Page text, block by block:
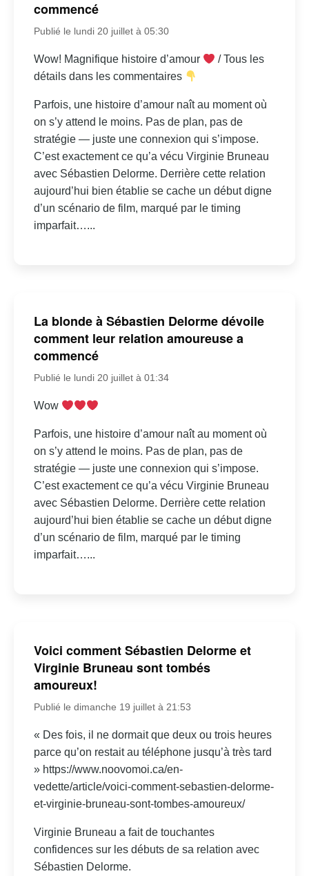
commencé
Publié le lundi 20 juillet à 05:30
Wow! Magnifique histoire d’amour
/ Tous les
détails dans les commentaires
Parfois, une histoire d’amour naît au moment où
on s’y attend le moins. Pas de plan, pas de
stratégie — juste une connexion qui s’impose.
C’est exactement ce qu’a vécu Virginie Bruneau
avec Sébastien Delorme. Derrière cette relation
aujourd’hui bien établie se cache un début digne
d’un scénario de film, marqué par le timing
imparfait…...
La blonde à Sébastien Delorme dévoile
comment leur relation amoureuse a
commencé
Publié le lundi 20 juillet à 01:34
Wow
Parfois, une histoire d’amour naît au moment où
on s’y attend le moins. Pas de plan, pas de
stratégie — juste une connexion qui s’impose.
C’est exactement ce qu’a vécu Virginie Bruneau
avec Sébastien Delorme. Derrière cette relation
aujourd’hui bien établie se cache un début digne
d’un scénario de film, marqué par le timing
imparfait…...
Voici comment Sébastien Delorme et
Virginie Bruneau sont tombés
amoureux!
Publié le dimanche 19 juillet à 21:53
« Des fois, il ne dormait que deux ou trois heures
parce qu’on restait au téléphone jusqu’à très tard
» https://www.noovomoi.ca/en-
vedette/article/voici-comment-sebastien-delorme-
et-virginie-bruneau-sont-tombes-amoureux/
Virginie Bruneau a fait de touchantes
confidences sur les débuts de sa relation avec
Sébastien Delorme.